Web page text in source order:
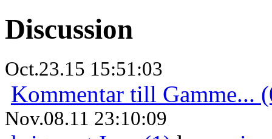
Discussion
Oct.23.15 15:51:03
Kommentar till Gamme...
Nov.08.11 23:10:09